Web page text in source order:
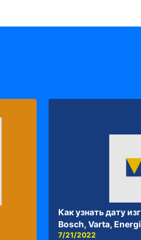
Как узнать дату
Bosch, Varta,
7/21/2022